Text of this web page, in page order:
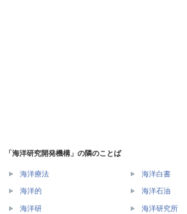
「海洋研究開発機構」の隣のことば
海洋療法 海洋白書
海洋的 海洋石油
海洋研 海洋研究所